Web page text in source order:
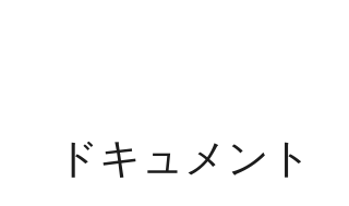
ドキュメント